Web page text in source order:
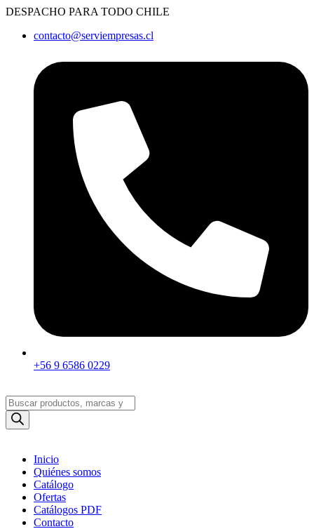
Ir
contenido
DESPACHO PARA TODO CHILE
contacto@serviempresas.cl
+56 9 6586 0229
Búsqueda
de
productos
Inicio
Quiénes somos
Catálogo
Ofertas
Catálogos PDF
Contacto